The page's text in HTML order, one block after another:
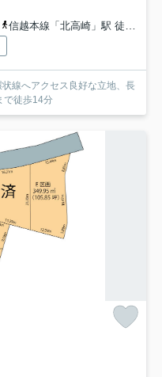
信越本線「北高崎」駅 徒歩55分
線へアクセス良好な立地、長
で徒歩14分